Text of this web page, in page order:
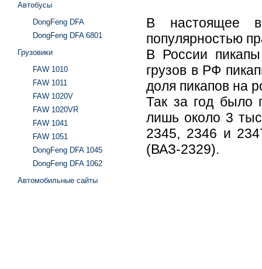
В настоящее
популярностью
В России
грузов в РФ
доля пикапов на
Так за год было
лишь около 3
2345, 2346 и
(ВАЗ-2329).
Автобусы
DongFeng DFA
DongFeng DFA 6801
Грузовики
FAW 1010
FAW 1011
FAW 1020V
FAW 1020VR
FAW 1041
FAW 1051
DongFeng DFA 1045
DongFeng DFA 1062
Автомобильные сайты